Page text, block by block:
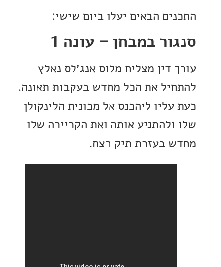
הבאים יעלו ביום שישי:
במבחן – עונה 1
דין מצליח מלוס אנג׳לס נאלץ
את הכל מחדש בעקבות תאונה.
ליהכנס אל מכונית הלינקולן
אותה ואת הקריירה שלו
בעזרת תיק רצח.